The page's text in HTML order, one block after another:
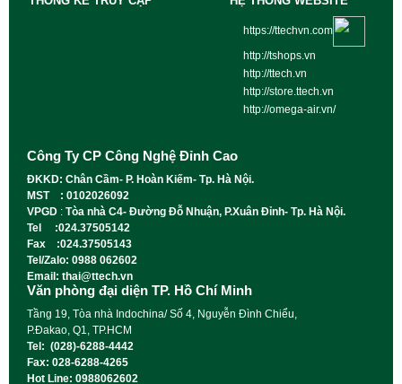
https://ttechvn.com
http://tshops.vn
http://ttech.vn
http://store.ttech.vn
http://omega-air.vn/
Công Ty CP Công Nghệ Đỉnh Cao
ĐKKD: Chân Cầm- P. Hoàn Kiếm- Tp. Hà Nội.
MST : 0102026092
VPGD : Tòa nhà C4- Đường Đỗ Nhuận, P.Xuân Đỉnh- Tp. Hà Nội.
Tel :024.37505142
Fax :024.37505143
Tel/Zalo: 0988 062602
Email: thai@ttech.vn
Văn phòng đại diện TP. Hồ Chí Minh
Tầng 19, Tòa nhà Indochina/ Số 4, Nguyễn Đình Chiểu,
P.Đakao, Q1, TP.HCM
Tel: (028)-6288-4442
Fax: 028-6288-4265
Hot Line: 0988062602